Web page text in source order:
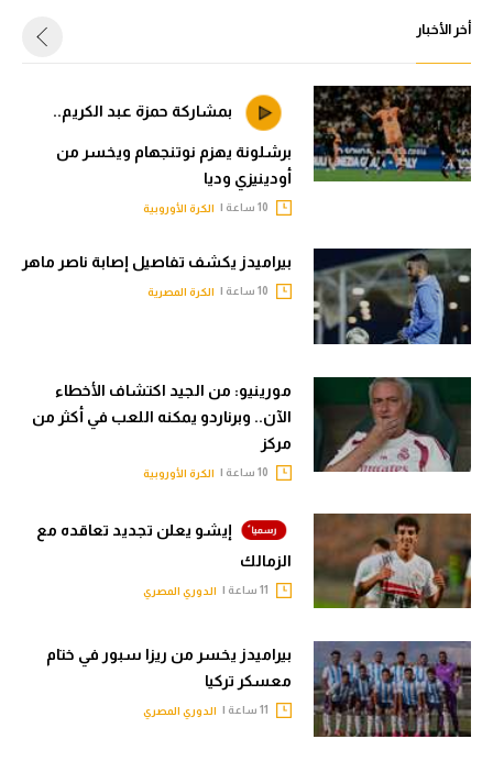
أخر الأخبار
بمشاركة حمزة عبد الكريم..
برشلونة يهزم نوتنجهام ويخسر من
أودينيزي وديا
الكرة الأوروبية
بيراميدز يكشف تفاصيل إصابة ناصر ماهر
الكرة المصرية
مورينيو: من الجيد اكتشاف الأخطاء
الآن.. وبرناردو يمكنه اللعب في أكثر من
مركز
الكرة الأوروبية
إيشو يعلن تجديد تعاقده مع
الزمالك
الدوري المصري
بيراميدز يخسر من ريزا سبور في ختام
معسكر تركيا
الدوري المصري